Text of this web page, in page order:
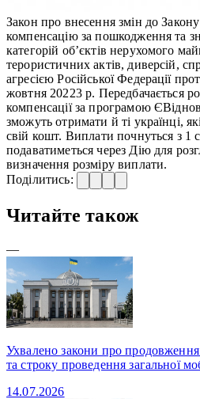
Закон про внесення змін до
компенсацію за пошкодження та
категорій об’єктів нерухомого
терористичних актів, диверсій,
агресією Російської Федерації
жовтня 20223 р. Передбачається
компенсації за програмою
зможуть отримати й ті українці,
свій кошт. Виплати почнуться з 1
подаватиметься через Дію для
визначення розміру виплати.
Поділитись:
Читайте також
—
Ухвалено закони про продовження
та строку проведення загальної
14.07.2026